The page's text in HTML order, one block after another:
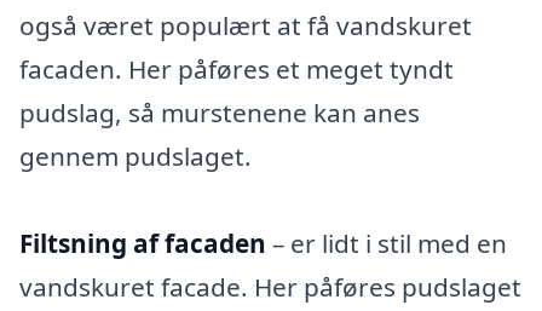
også været populært at få vandskuret
facaden. Her påføres et meget tyndt
pudslag, så murstenene kan anes
gennem pudslaget.
Filtsning af facaden – er lidt i stil med en
vandskuret facade. Her påføres pudslaget